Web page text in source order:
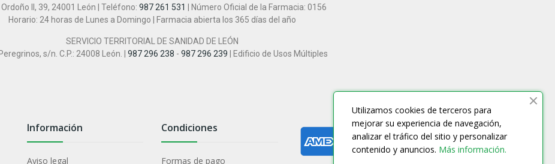
II, 39, 24001 León | Teléfono: 987 261 531 | Número Oficial de la Farmacia: 0156
Horario: 24 horas de Lunes a Domingo | Farmacia abierta los 365 días del año
SERVICIO TERRITORIAL DE SANIDAD DE LEÓN
s/n. C.P.: 24008 León. | 987 296 238 - 987 296 239 | Edificio de Usos Múltiples
Información
Aviso legal
Condiciones
Formas de pago
Utilizamos cookies de terceros para
mejorar su experiencia de navegación,
analizar el tráfico del sitio y personalizar
contenido y anuncios. Más información.